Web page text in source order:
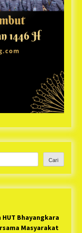
Cari
Bhayangkara
Masyarakat